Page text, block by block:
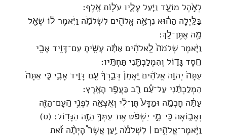
לְאֹ֣הֶל מוֹעֵ֑ד וַיַּ֧עַל עָלָ֛יו עֹל֖וֹת אָֽלֶף׃
בַּלַּ֣יְלָה הַה֔וּא נִרְאָ֥ה אֱלֹהִ֖ים לִשְׁלֹמֹ֑ה וַיֹּ֣אמֶר ל֔וֹ שְׁאַ֖ל
מָ֥ה אֶתֶּן־לָֽךְ׃
וַיֹּ֤אמֶר שְׁלֹמֹה֙ לֵֽאלֹהִ֔ים אַתָּ֗ה עָשִׂ֛יתָ עִם־דָּוִ֥יד אָבִ֖י
חֶ֣סֶד גָּד֑וֹל וְהִמְלַכְתַּ֖נִי תַּחְתָּֽיו׃
עַתָּה֙ יְהוָ֣ה אֱלֹהִ֔ים יֵֽאָמֵן֙ דְּבָ֣רְךָ֔ עִ֖ם דָּוִ֣יד אָבִ֑י כִּ֤י אַתָּה֙
הִמְלַכְתַּ֔נִי עַל־עַ֕ם רַ֖ב כַּעֲפַ֥ר הָאָֽרֶץ׃
עַתָּ֗ה חָכְמָ֤ה וּמַדָּע֙ תֶּן־לִ֔י וְאֵֽצְאָ֛ה לִפְנֵ֥י הָֽעָם־הַזֶּ֖ה
וְאָב֑וֹאָה כִּֽי־מִ֣י יִשְׁפֹּ֔ט אֶת־עַמְּךָ֥ הַזֶּ֖ה הַגָּדֽוֹל׃ (ס)
וַיֹּ֣אמֶר־אֱלֹהִ֣ים ׀ לִשְׁלֹמֹ֡ה יַ֣עַן אֲשֶׁר֩ הָיְתָ֨ה זֹ֜את